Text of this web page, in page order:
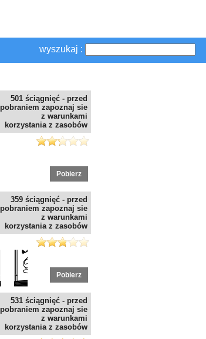
wyszukaj :
501 ściągnięć - przed
pobraniem zapoznaj sie
z warunkami
korzystania z zasobów
Pobierz
359 ściągnięć - przed
pobraniem zapoznaj sie
z warunkami
korzystania z zasobów
Pobierz
531 ściągnięć - przed
pobraniem zapoznaj sie
z warunkami
korzystania z zasobów